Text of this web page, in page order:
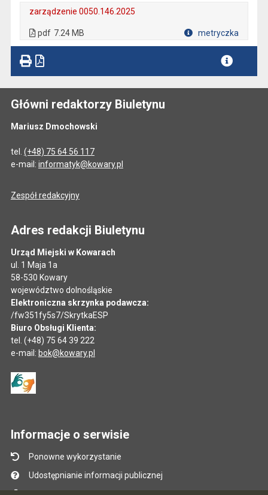
zarządzenie 0050.146.2025
pdf 7.24 MB metryczka
Główni redaktorzy Biuletynu
Mariusz Dmochowski
tel. (+48) 75 64 56 117
e-mail: informatyk@kowary.pl
Zespół redakcyjny
Adres redakcji Biuletynu
Urząd Miejski w Kowarach
ul. 1 Maja 1a
58-530 Kowary
województwo dolnośląskie
Elektroniczna skrzynka podawcza:
/fw351fy5s7/SkrytkaESP
Biuro Obsługi Klienta:
tel. (+48) 75 64 39 222
e-mail: bok@kowary.pl
Informacje o serwisie
Ponowne wykorzystanie
Udostępnianie informacji publicznej